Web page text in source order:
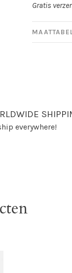
Gratis
everywhere!